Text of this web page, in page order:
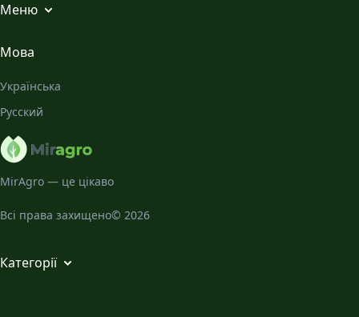
MirAgro — це цікаво
Всі права захищено© 2026
Меню
Всі статті
Галерея
Про нас
Категорії
Мова
Українська
Русский